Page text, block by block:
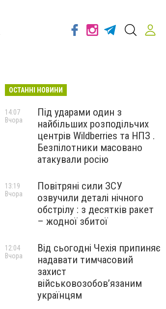
ОСТАННІ НОВИНИ
Під ударами один з
найбільших розподільчих
центрів Wildberries та НПЗ .
Безпілотники масовано
атакували росію
14:07
Вчора
Повітряні сили ЗСУ
озвучили деталі нічного
обстрілу : з десятків ракет
– жодної збитої
13:19
Вчора
Від сьогодні Чехія припиняє
надавати тимчасовий
захист
військовозобов’язаним
українцям
12:04
Вчора